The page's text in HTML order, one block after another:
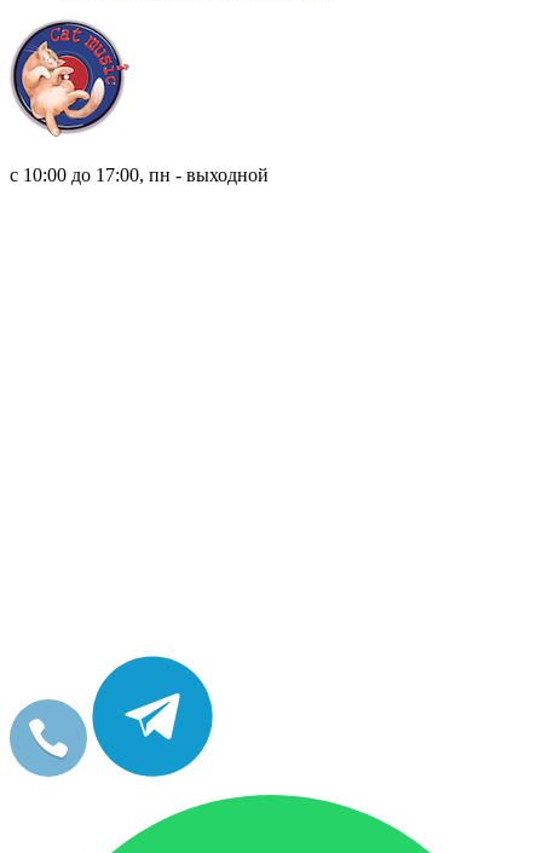
с 10:00 до 17:00, пн - выходной